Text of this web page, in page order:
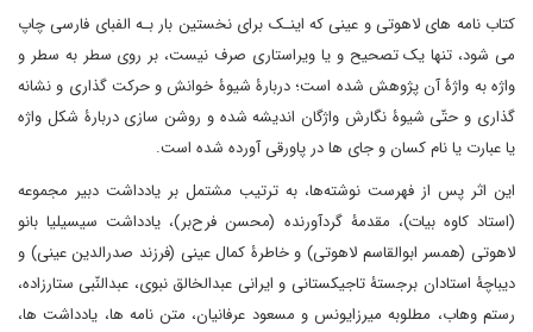
کتاب نامه های لاهوتی و عینی که اینـک برای نخستین بار بـه الفبای فارسی چاپ
می شود، تنها یک تصحیح و یا ویراستاری صرف نیست، بر روی سطر به سطر و
واژه به واژۀ آن پژوهش شده است؛ دربارۀ شیوۀ خوانش و حرکت گذاری و نشانه
گذاری و حتّی شیوۀ نگارش واژگان اندیشه شده و روشن سازی دربارۀ شکل واژه
یا عبارت یا نام کسان و جای ها در پاورقی آورده شده است.
این اثر پس از فهرست نوشته‌ها، به ترتیب مشتمل بر یادداشت دبیر مجموعه
(استاد کاوه بیات)، مقدمۀ گردآورنده (محسن فرح‌بر)، یادداشت سیسیلیا بانو
لاهوتی (همسر ابوالقاسم لاهوتی) و خاطرۀ کمال عینی (فرزند صدرالدین عینی) و
دیباچۀ استادان برجستۀ تاجیکستانی و ایرانی عبدالخالق نبوی، عبدالنّبی ستارزاده،
رستم وهاب، مطلوبه میرزایونس و مسعود عرفانیان، متن نامه ها، یادداشت ها،